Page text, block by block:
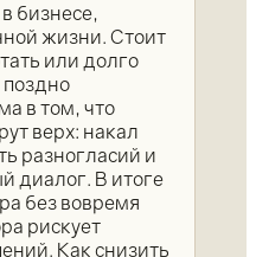
бизнесе,
жизни. Стоит
или долго
в том, что
верх: накал
разногласий и
диалог. В итоге
без вовремя
рискует
Как снизить